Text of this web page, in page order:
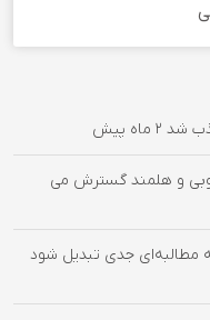
2 ماه پیش
و هلمند گسترش می
مطالبه‌ای جدی تبدیل شود